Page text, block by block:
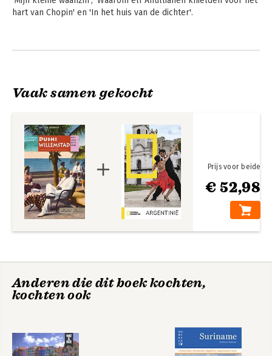
hart van Chopin' en 'In het huis van de dichter'.
Als schrijver heeft hij internationale faam verworven - The New
bereikte hij een breed en groot publiek. Met 'De Kozakkentuin'
Andere boeken door Jan Brokken
Baltische zielen
De tuinen van
Buitenzorg
Vaak samen gekocht
€ 52,98
Prijs voor beide
Anderen die dit boek kochten,
kochten ook